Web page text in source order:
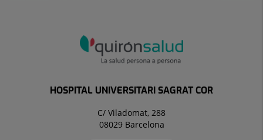
HOSPITAL UNIVERSITARI SAGRAT COR
C/ Viladomat, 288
08029 Barcelona